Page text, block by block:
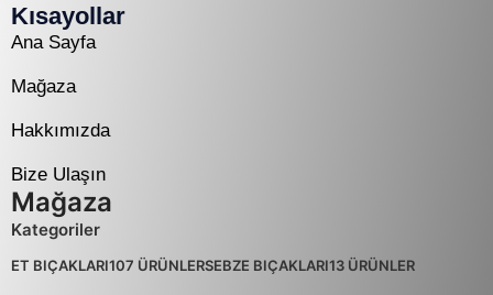
Kısayollar
Ana Sayfa
Mağaza
Hakkımızda
Bize Ulaşın
Mağaza
Kategoriler
ET BIÇAKLARI107 ÜRÜNLERSEBZE BIÇAKLARI13 ÜRÜNLER